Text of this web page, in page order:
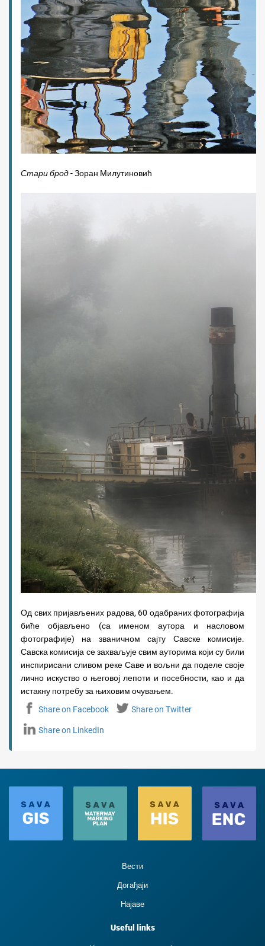
Стари брод- Зоран Милутиновић
Од свих пријављених радова, 60 одабраних фотографија
биће објављено (са именом аутора и насловом
фотографије) на званичном сајту Савске комисије.
Савска комисија се захваљује свим ауторима који су били
инспирисани сливом реке Саве и вољни да поделе своје
лично искуство о његовој лепоти и посебности, као и да
истакну потребу за њиховим очувањем.
Share on Facebook
Share on Twitter
Share on LinkedIn
Вести
Догађаји
Најаве
Useful links